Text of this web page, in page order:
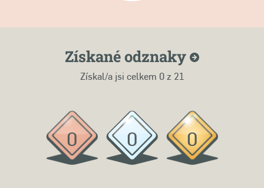
Získané odznaky
Získal/a jsi celkem 0z 21
0 0 0